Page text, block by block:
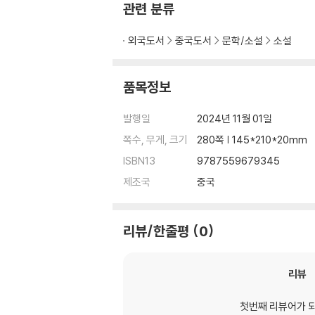
관련 분류
외국도서 중국도서 문학/소설 소설
품목정보
발행일
2024년 11월 01일
쪽수, 무게, 크기
280쪽 | 145*210*20mm
ISBN13
9787559679345
제조국
중국
리뷰/한줄평 0
리뷰
첫번째 리뷰어가